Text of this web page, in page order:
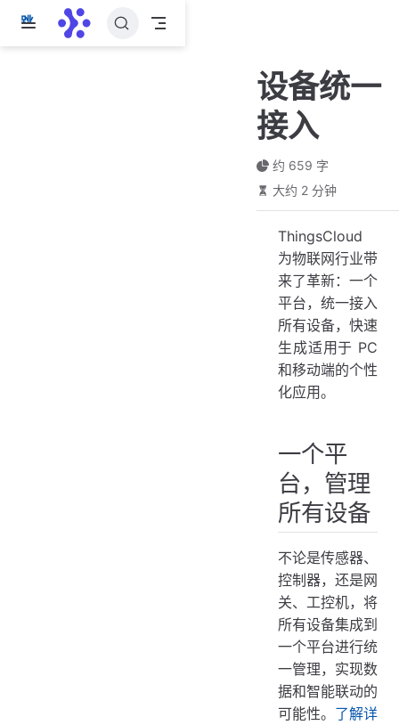
跳
设备统一
接入
约 659 字
大约 2 分钟
ThingsCloud
为物联网行业带
来了革新：一个
平台，统一接入
所有设备，快速
生成适用于 PC
和移动端的个性
化应用。
一个平
台，管理
所有设备
不论是传感器、
控制器，还是网
关、工控机，将
所有设备集成到
一个平台进行统
一管理，实现数
据和智能联动的
可能性。 了解详